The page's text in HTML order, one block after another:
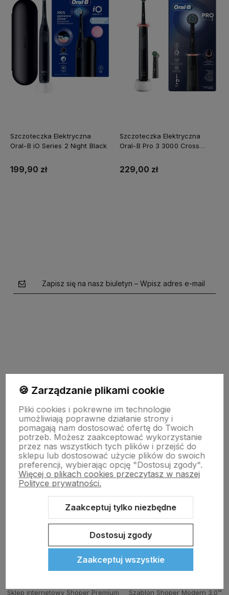
Szczoteczka Elektryczna
Oral-B iO Series 2 Night Black
199,90 zł
Szczoteczka Elektryczna
Oral-B Pro 3 3000 Cross
229,00 zł
Zapisz się na nasz biuletyn – Wpisz adres e-mail
Moje konto
Płatności i dostawa
Informacje
Sklep internetowy Shoper Premium Szablon Shoper Modern 3.0™
🍪 Zarządzanie plikami cookie
Pliki cookies i pokrewne im technologie
umożliwiają poprawne działanie strony i
pomagają nam dostosować ofertę do Twoich
potrzeb. Możesz zaakceptować wykorzystanie
przez nas wszystkich tych plików i przejść do
sklepu lub dostosować użycie plików do swoich
preferencji, wybierając opcję "Dostosuj zgody".
Więcej o plikach cookies przeczytasz w naszej
Polityce prywatności.
Zaakceptuj tylko niezbędne
Dostosuj zgody
Zaakceptuj wszystkie